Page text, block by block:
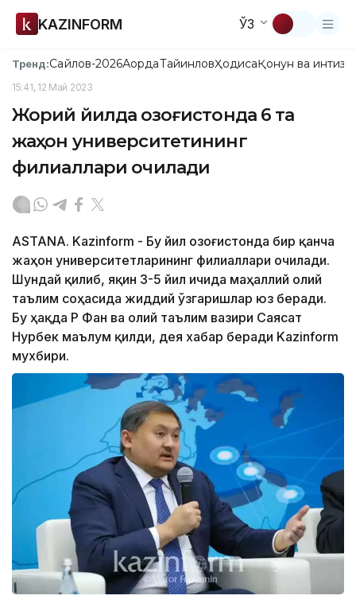
KAZINFORM ЎЗ
Тренд:Сайлов-2026АқордаТайинловҲодисаҚонун ва
15:41, 12 Май 2023
Жорий йилда Қозоғистонда 6 та
жаҳон университетининг
филиаллари очилади
ASTANA. Kazinform - Бу йил Қозоғистонда бир қанча
жаҳон университетларининг филиаллари очилади.
Шундай қилиб, яқин 3-5 йил ичида маҳаллий олий
таълим соҳасида жиддий ўзгаришлар юз беради.
Бу ҳақда ҚР Фан ва олий таълим вазири Саясат
Нурбек маълум қилди, дея хабар беради Kazinform
мухбири.